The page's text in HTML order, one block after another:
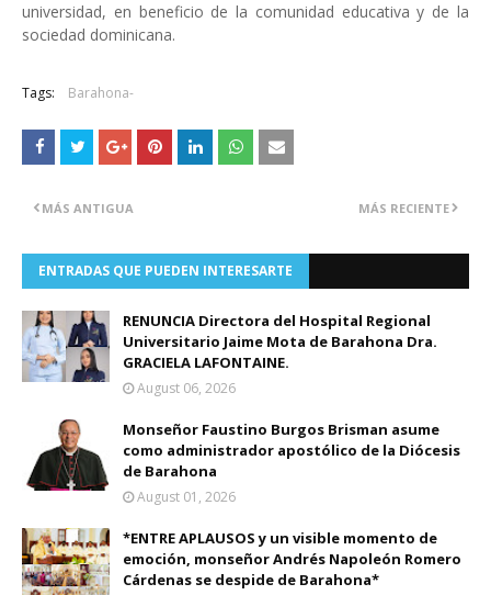
universidad, en beneficio de la comunidad educativa y de la
sociedad dominicana.
Tags: Barahona-
MÁS RECIENTE
MÁS ANTIGUA
ENTRADAS QUE PUEDEN INTERESARTE
RENUNCIA Directora del Hospital Regional
Universitario Jaime Mota de Barahona Dra.
GRACIELA LAFONTAINE.
August 06, 2026
Monseñor Faustino Burgos Brisman asume
como administrador apostólico de la Diócesis
de Barahona
August 01, 2026
*ENTRE APLAUSOS y un visible momento de
emoción, monseñor Andrés Napoleón Romero
Cárdenas se despide de Barahona*